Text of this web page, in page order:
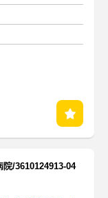
/3610124913-04